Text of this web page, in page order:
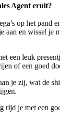
Agent eruit?
op het pand
aan en wissel
een leuk
of een goed
je zij, wat de
rijd je met een